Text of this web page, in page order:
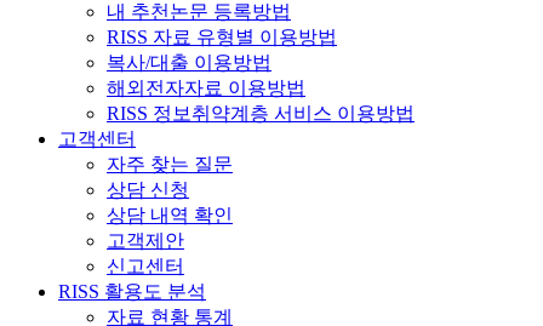
내 추천논문 등록방법
RISS 자료 유형별 이용방법
복사/대출 이용방법
해외전자자료 이용방법
RISS 정보취약계층 서비스 이용방법
고객센터
자주 찾는 질문
상담 신청
상담 내역 확인
고객제안
신고센터
RISS 활용도 분석
자료 현황 통계